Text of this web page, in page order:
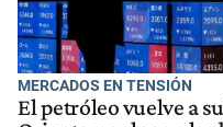
MERCADOS EN TENSIÓN
El petróleo vuelve a